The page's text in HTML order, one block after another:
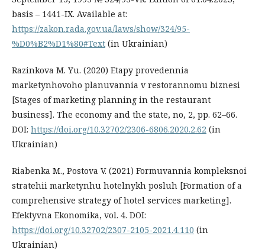
basis – 1441-IX. Available at:
https://zakon.rada.gov.ua/laws/show/324/95-
%D0%B2%D1%80#Text (in Ukrainian)
Razinkova M. Yu. (2020) Etapy provedennia
marketynhovoho planuvannia v restorannomu biznesi
[Stages of marketing planning in the restaurant
business]. The economy and the state, no, 2, pр. 62–66.
DOI: https://doi.org/10.32702/2306-6806.2020.2.62 (in
Ukrainian)
Riabenka M., Postova V. (2021) Formuvannia kompleksnoi
stratehii marketynhu hotelnykh posluh [Formation of a
comprehensive strategy of hotel services marketing].
Efektyvna Ekonomika, vol. 4. DOI:
https://doi.org/10.32702/2307-2105-2021.4.110 (in
Ukrainian)